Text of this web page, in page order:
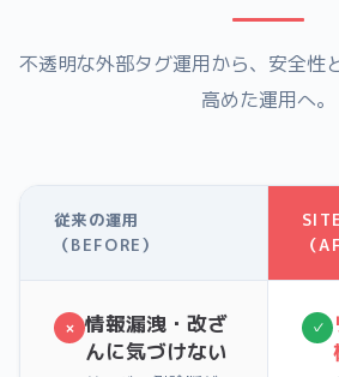
不透明な外部タグ運用から、安全性
高めた運用へ。
従来の運用
（BEFORE）
（
× 情報漏洩・改ざ
んに気づけない
✓